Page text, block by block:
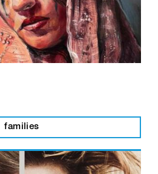
families